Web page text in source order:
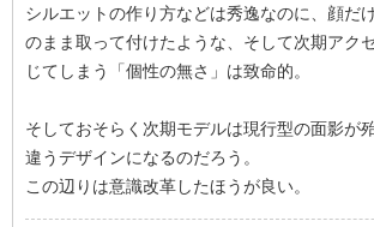
シルエットの作り方などは秀逸なのに、顔だ
のまま取って付けたような、そして次期アク
じてしまう「個性の無さ」は致命的。
そしておそらく次期モデルは現行型の面影が
違うデザインになるのだろう。
この辺りは意識改革したほうが良い。